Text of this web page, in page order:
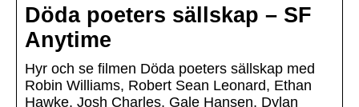
Döda poeters sällskap – SF
Anytime
Hyr och se filmen Döda poeters sällskap med
Robin Williams, Robert Sean Leonard, Ethan
Hawke, Josh Charles, Gale Hansen, Dylan